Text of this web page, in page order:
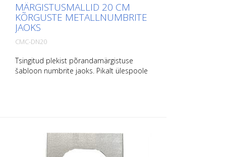
MÄRGISTUSMALLID 20 CM
KÕRGUSTE METALLNUMBRITE
JAOKS
CMC-DN20
Tsingitud plekist põrandamärgistuse
šabloon numbrite jaoks. Pikalt ülespoole